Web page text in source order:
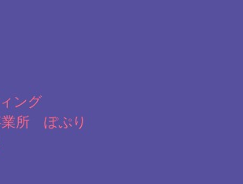
ング
業所 ぽぷり